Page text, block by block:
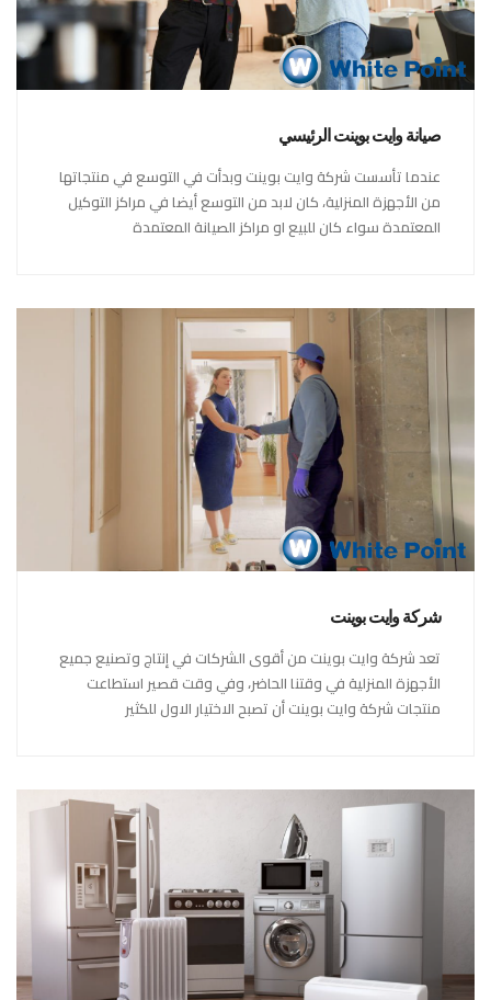
صيانة وايت بوينت الرئيسي
عندما تأسست شركة وايت بوينت وبدأت في التوسع في منتجاتها
من الأجهزة المنزلية، كان لابد من التوسع أيضا في مراكز التوكيل
المعتمدة سواء كان للبيع او مراكز الصيانة المعتمدة
شركة وايت بوينت
تعد شركة وايت بوينت من أقوى الشركات في إنتاج وتصنيع جميع
الأجهزة المنزلية في وقتنا الحاضر، وفي وقت قصير استطاعت
منتجات شركة وايت بوينت أن تصبح الاختيار الاول للكثير